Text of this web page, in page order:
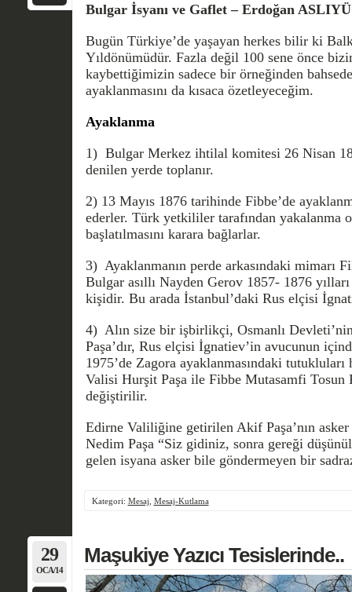
Bulgar İsyanı ve Gaflet – Erdoğan
Bugün Türkiye’de yaşayan herkes bilir ki
Yıldönümüdür. Fazla değil 100 sene önce
kaybettiğimizin sadece bir örneğinden
ayaklanmasını da kısaca özetleyeceğim.
Ayaklanma
1) Bulgar Merkez ihtilal komitesi 26 Nisan
denilen yerde toplanır.
2) 13 Mayıs 1876 tarihinde Fibbe’de
ederler. Türk yetkililer tara­fından yakalanma
başlatılmasını karara bağlarlar.
3) Ayaklanmanın perde arkasındaki mimarı
Bulgar asıllı Nayden Gerov 1857- 1876 yılları
kişidir. Bu arada İstanbul’daki Rus elçisi
4) Alın size bir işbirlikçi, Osmanlı
Paşa’dır, Rus el­çisi İgnatiev’in avucunun
1975’de Zagora ayaklanmasındaki
Valisi Hurşit Paşa ile Fibbe Mutasamfi Tosun
değiştirilir.
Edirne Valiliğine getirilen Akif Paşa’nın
Nedim Paşa “Siz gidiniz, sonra gereği
gelen isyana asker bile göndermeyen bir
Kategori: Mesaj Mesaj-Kutlama
29
OCA/14
Maşukiye Yazıcı Tesislerinde..